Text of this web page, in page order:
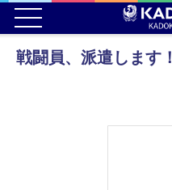
戦闘員、派遣します！